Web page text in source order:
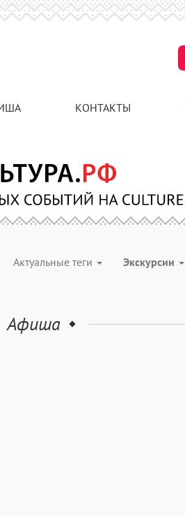
КОНТАКТЫ
Актуальные теги Экскурсии
Афиша